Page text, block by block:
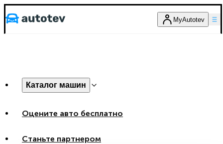
MyAutotev
Каталог машин
Оцените авто бесплатно
Станьте партнером